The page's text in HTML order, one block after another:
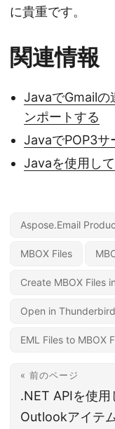
に貴重です。
関連情報
JavaでGmailの
ンポートする
JavaでPOP3サ
Javaを使用し
Aspose.Email
MBOX Files
Create MBOX Files
Open in Thunderbird
EML Files to MBOX
« 前のページ
.NET APIを使用
Outlookアイテ